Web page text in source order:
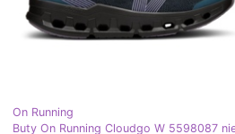
On Running